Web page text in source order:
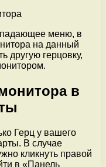
меню, в
на данный
другую герцовку,
в
Герц у вашего
В случае
кликнуть правой
в «Панель